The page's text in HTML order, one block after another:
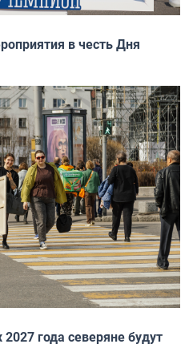
в честь Дня
года северяне будут